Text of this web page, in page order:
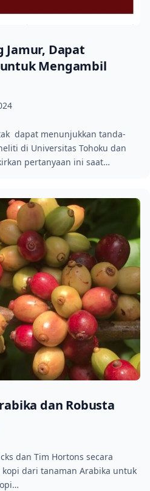
Jamur, Dapat
Mengambil
dapat menunjukkan tanda-
di Universitas Tohoku dan
pertanyaan ini saat…
dan Robusta
dan Tim Hortons secara
dari tanaman Arabika untuk